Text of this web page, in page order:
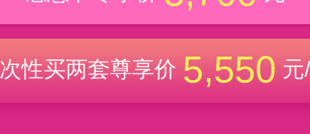
性买两套尊享价 5,550